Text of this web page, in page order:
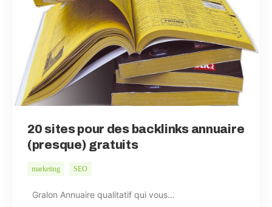
20 sites pour des backlinks annuaire
(presque) gratuits
marketing SEO
Gralon Annuaire qualitatif qui vous…